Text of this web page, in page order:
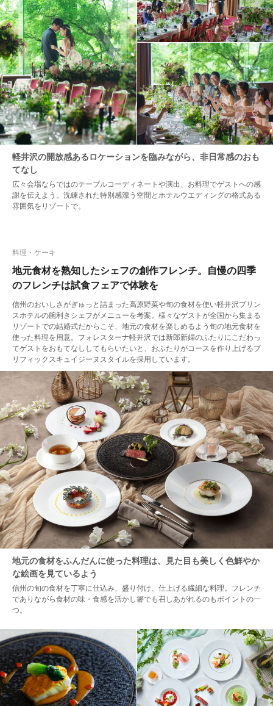
軽井沢の開放感あるロケーションを臨みながら、非日常感のおも
てなし
広々会場ならではのテーブルコーディネートや演出、お料理でゲストへの感
謝を伝えよう。洗練された特別感漂う空間とホテルウエディングの格式ある
雰囲気をリゾートで。
地元食材を熟知したシェフの創作フレンチ。自慢の四季
のフレンチは試食フェアで体験を
信州のおいしさがぎゅっと詰まった高原野菜や旬の食材を使い軽井沢プリン
スホテルの腕利きシェフがメニューを考案。様々なゲストが全国から集まる
リゾートでの結婚式だからこそ、地元の食材を楽しめるよう旬の地元食材を
使った料理を用意。フォレスターナ軽井沢では新郎新婦のふたりにこだわっ
てゲストをおもてなししてもらいたいと、おふたりがコースを作り上げるプ
リフィックスキュイジーヌスタイルを採用しています。
料理・ケーキ
地元の食材をふんだんに使った料理は、見た目も美しく色鮮やか
な絵画を見ているよう
信州の旬の食材を丁寧に仕込み、盛り付け、仕上げる繊細な料理。フレンチ
でありながら食材の味・食感を活かし箸でも召しあがれるのもポイントの一
つ。